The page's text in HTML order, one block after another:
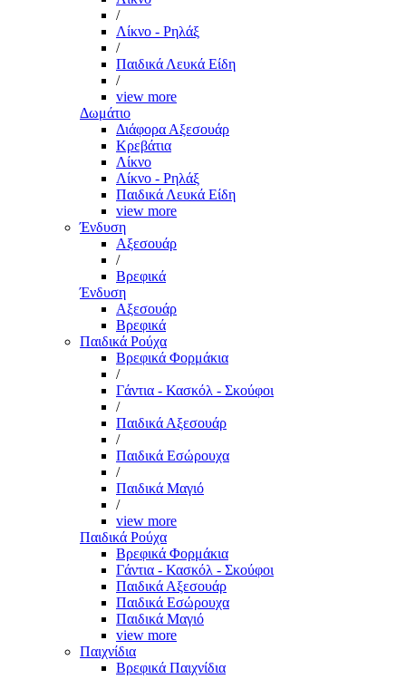
/
Λίκνο - Ρηλάξ
/
Παιδικά Λευκά Είδη
/
view more
Δωμάτιο
Διάφορα Αξεσουάρ
Κρεβάτια
Λίκνο
Λίκνο - Ρηλάξ
Παιδικά Λευκά Είδη
view more
Ένδυση
Αξεσουάρ
/
Βρεφικά
Ένδυση
Αξεσουάρ
Βρεφικά
Παιδικά Ρούχα
Βρεφικά Φορμάκια
/
Γάντια - Κασκόλ - Σκούφοι
/
Παιδικά Αξεσουάρ
/
Παιδικά Εσώρουχα
/
Παιδικά Μαγιό
/
view more
Παιδικά Ρούχα
Βρεφικά Φορμάκια
Γάντια - Κασκόλ - Σκούφοι
Παιδικά Αξεσουάρ
Παιδικά Εσώρουχα
Παιδικά Μαγιό
view more
Παιχνίδια
Βρεφικά Παιχνίδια